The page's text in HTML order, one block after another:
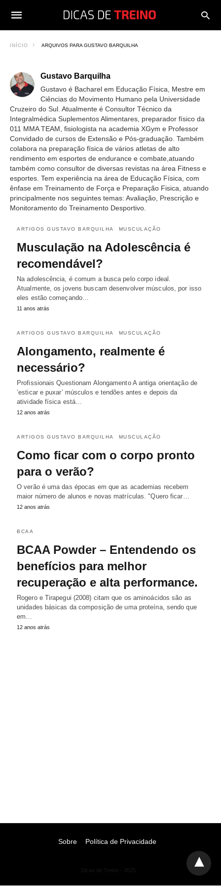
INÍCIO ARQUIVOS PARA GUSTAVO BARQUILHA
Gustavo Barquilha
Gustavo é Bacharel em Educação Física, Mestre em
Ciências do Movimento Humano pela Universidade
Cruzeiro do Sul. Atualmente é Consultor Técnico da
Integralmédica Suplementos Alimentares, preparador físico da
011 MMA TEAM, fisiologista na academia XGym e Professor
Convidado de cursos de Extensão e Pós-graduação. Também
colabora na preparação física de vários atletas de alto
rendimento em esportes de endurance e combate,atuando
também como consultor de diversas revistas na área Fitness e
esportes. Tem experiência na área de Educação Física, com
ênfase em Treinamento de Força e Preparação Fisica, atuando
principalmente nos seguintes temas: Avaliação, Prescrição e
Monitoramento do Treinamento Desportivo.
ARTIGOS GUSTAVO BARQUILHA MUSCULAÇÃO
Musculação na Adolescência é
recomendável?
Na adolescência, é comum a busca pelo corpo ideal.
Atualmente, os jovens buscam desenvolver músculos, por isso
eles estão começando…
11 anos atrás
ARTIGOS GUSTAVO BARQUILHA MUSCULAÇÃO
Alongamento, realmente é
necessário?
Profissionais Questionam Alongamento A antiga orientação de
‘esticar e puxar’ músculos e tendões antes e depois da
atividade física está…
12 anos atrás
ARTIGOS GUSTAVO BARQUILHA MUSCULAÇÃO
Como ficar com o corpo pronto
para o verão?
O verão é uma das épocas em que as academias recebem
maior número de alunos e novas matrículas. "Quero ficar…
12 anos atrás
BCAA
BCAA Powder – Entendendo os
benefícios para melhor
recuperação e alta performance.
Rogero e Tirapegui (2008) citam que os aminoácidos são as
unidades básicas da composição de uma proteína, sendo que
em…
12 anos atrás
Sobre Política de Privacidade
Dicas de Treino - 2025